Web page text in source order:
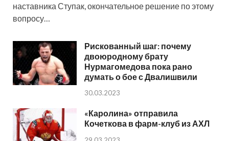
наставника Ступак, окончательное решение по этому
вопросу…
Рискованный шаг: почему
двоюродному брату
Нурмагомедова пока рано
думать о бое с Двалишвили
30.03.2023
«Каролина» отправила
Кочеткова в фарм-клуб из АХЛ